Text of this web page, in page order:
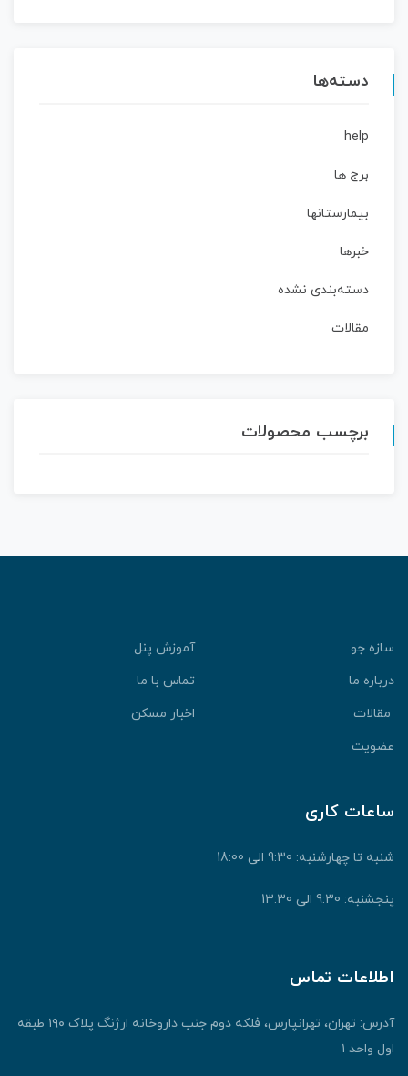
دسته‌ها
help
برج ها
بیمارستانها
خبرها
دسته‌بندی نشده
مقالات
برچسب محصولات
سازه جو
آموزش پنل
درباره ما
تماس با ما
مقالات
اخبار مسکن
عضویت
ساعات کاری
شنبه تا چهارشنبه: 9:30 الی 18:00
پنجشنبه: 9:30 الی 13:30
اطلاعات تماس
آدرس: تهران، تهرانپارس، فلکه دوم جنب داروخانه ارژنگ پلاک ۱۹۰ طبقه
اول واحد ۱